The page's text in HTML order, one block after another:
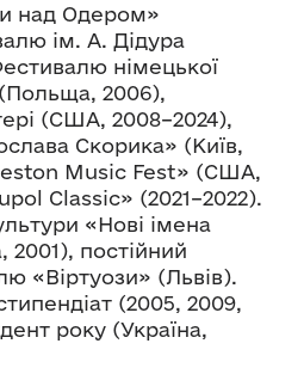
над Одером»
ім. А. Дідура
німецької
2006),
(США, 2008–2024),
Скорика» (Київ,
Music Fest» (США,
Classic» (2021–2022).
«Нові імена
2001), постійний
«Віртуози» (Львів).
(2005, 2009,
року (Україна,